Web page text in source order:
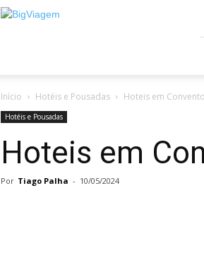
BigViagem
Início Hotéis e Pousadas Hoteis em
Hotéis e Pousadas
Hoteis em
Por Tiago Palha - 10/05/2024